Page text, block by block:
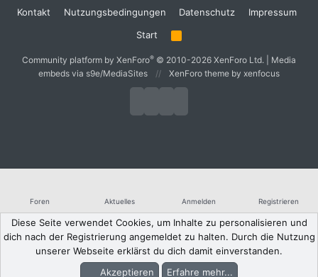
Kontakt Nutzungsbedingungen Datenschutz
Impressum
Start
R
Community platform by XenForo® © 2010-2026 XenForo Ltd.
Media
embeds via s9e/MediaSites
XenForo theme by xenfocus
Foren Aktuelles Anmelden Registrieren
Diese Seite verwendet Cookies, um Inhalte zu personalisieren und
dich nach der Registrierung angemeldet zu halten. Durch die Nutzung
unserer Webseite erklärst du dich damit einverstanden.
Akzeptieren
Erfahre mehr...